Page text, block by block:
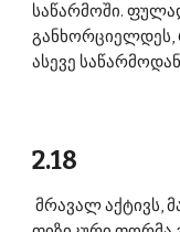
საწარმოში.
განხორციელდეს,
ასევე
2.18
მრავალ აქტივს, მაგალითად ძირითად საშუალებებს,